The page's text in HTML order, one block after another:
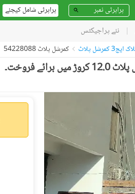
پراپرٹی شامل کیجئے
نئے پراجیکٹس
کمرشل پلاٹ 54228088